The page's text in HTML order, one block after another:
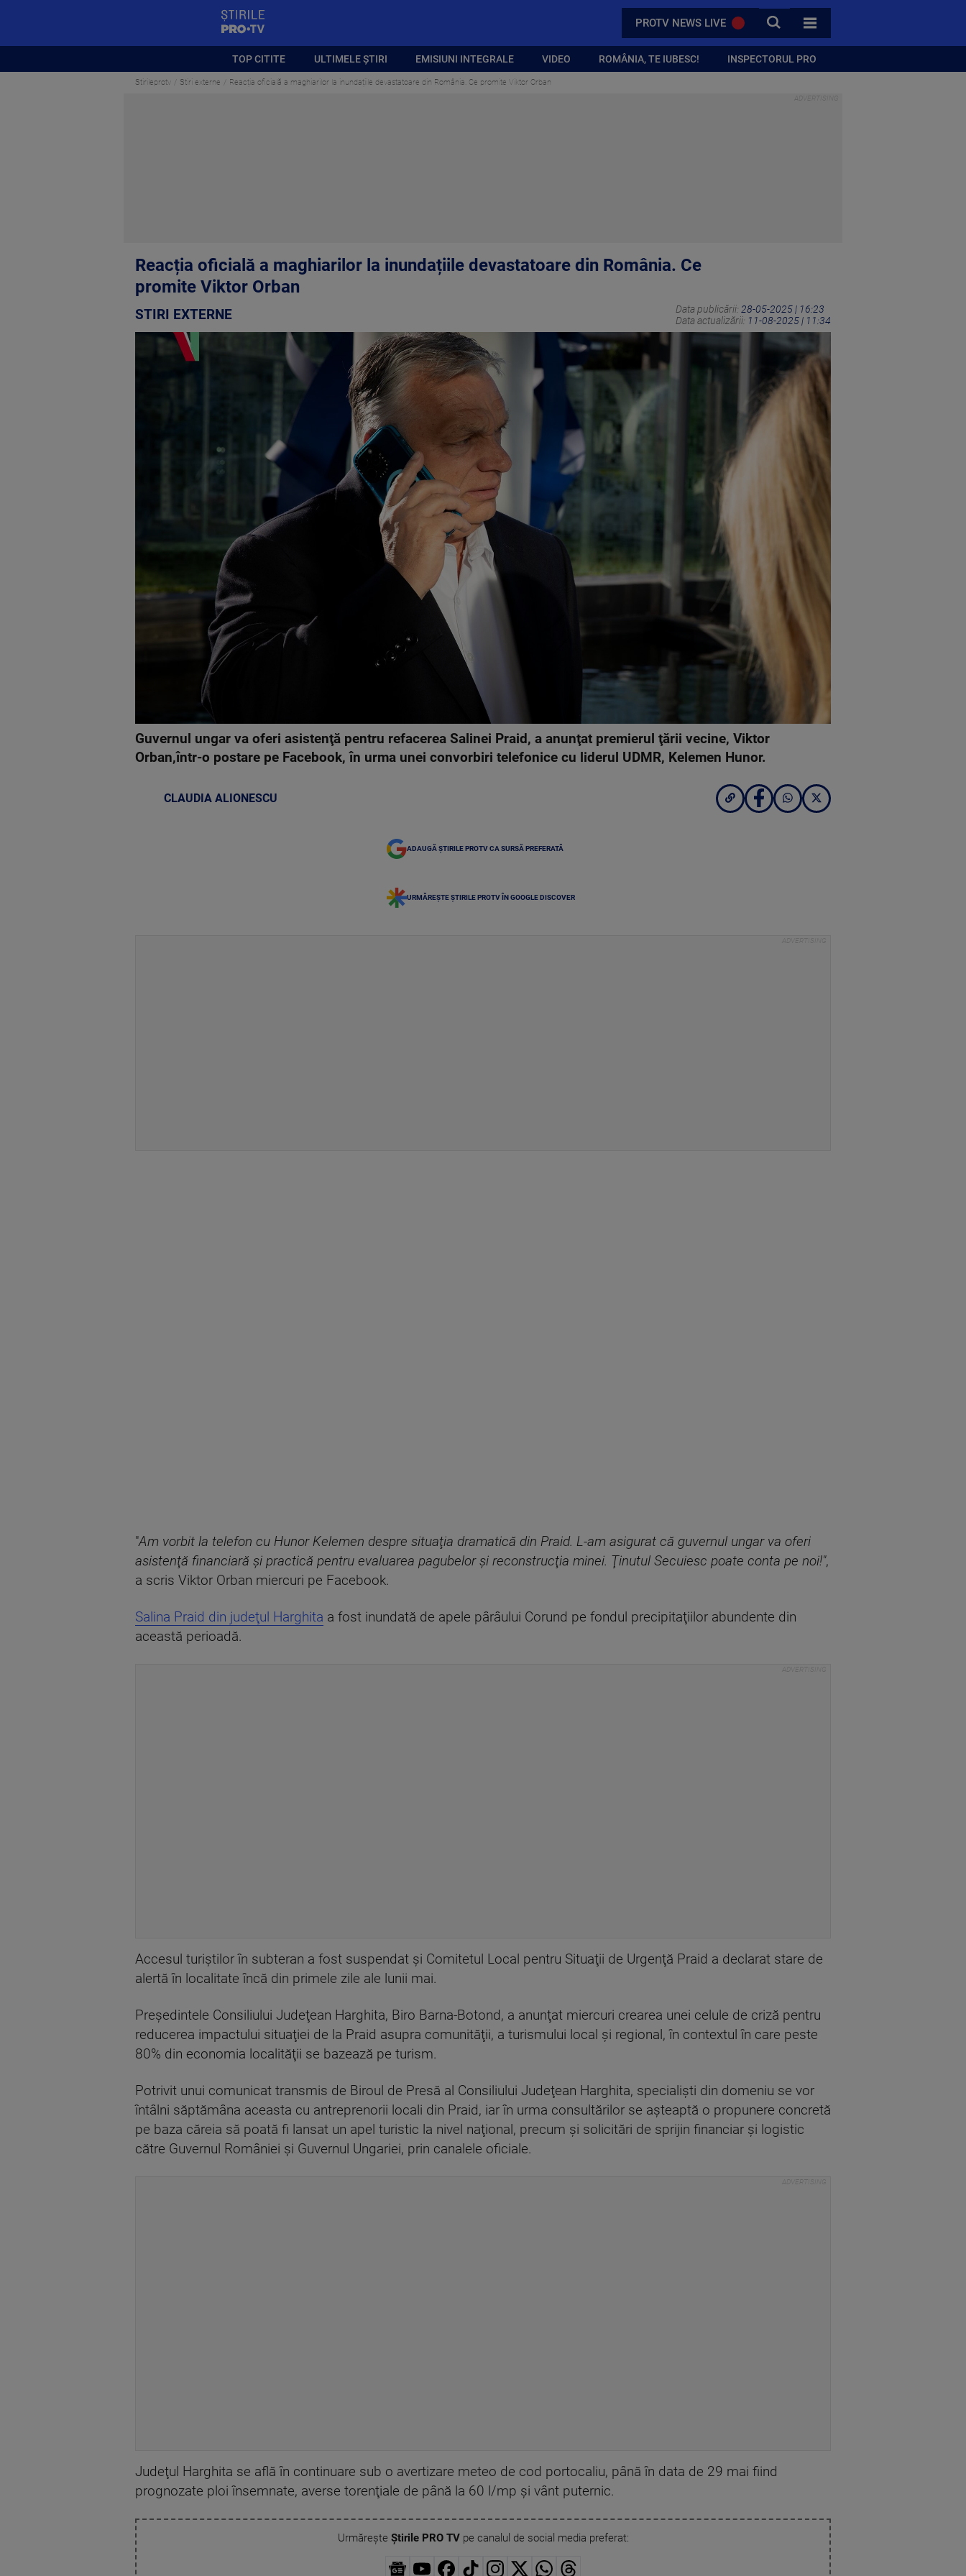
PROTV NEWS LIVE CAUTA
TOATE CATEGORIILE
TOP CITITE ULTIMELE ȘTIRI EMISIUNI INTEGRALE VIDEO ROMÂNIA, TE IUBESC! INSPECTORUL PRO
Stirileprotv Stiri externe Reacția oficială a maghiarilor la inundațiile devastatoare din România. Ce promite Viktor Orban
Reacția oficială a maghiarilor la inundațiile devastatoare din România. Ce
promite Viktor Orban
STIRI EXTERNE Data publicării: 28-05-2025 | 16:23
Data actualizării: 11-08-2025 | 11:34
Guvernul ungar va oferi asistenţă pentru refacerea Salinei Praid, a anunţat premierul ţării vecine, Viktor
Orban,într-o postare pe Facebook, în urma unei convorbiri telefonice cu liderul UDMR, Kelemen Hunor.
CLAUDIA ALIONESCU
ADAUGĂ ȘTIRILE PROTV CA SURSĂ PREFERATĂ
URMĂREȘTE ȘTIRILE PROTV ÎN GOOGLE DISCOVER
"Am vorbit la telefon cu Hunor Kelemen despre situaţia dramatică din Praid. L-am asigurat că guvernul ungar va oferi
asistenţă financiară şi practică pentru evaluarea pagubelor şi reconstrucţia minei. Ţinutul Secuiesc poate conta pe noi!",
a scris Viktor Orban miercuri pe Facebook.
Salina Praid din judeţul Harghita a fost inundată de apele pârâului Corund pe fondul precipitaţiilor abundente din
această perioadă.
Accesul turiştilor în subteran a fost suspendat şi Comitetul Local pentru Situaţii de Urgenţă Praid a declarat stare de
alertă în localitate încă din primele zile ale lunii mai.
Preşedintele Consiliului Judeţean Harghita, Biro Barna-Botond, a anunţat miercuri crearea unei celule de criză pentru
reducerea impactului situaţiei de la Praid asupra comunităţii, a turismului local şi regional, în contextul în care peste
80% din economia localităţii se bazează pe turism.
Potrivit unui comunicat transmis de Biroul de Presă al Consiliului Judeţean Harghita, specialişti din domeniu se vor
întâlni săptămâna aceasta cu antreprenorii locali din Praid, iar în urma consultărilor se aşteaptă o propunere concretă
pe baza căreia să poată fi lansat un apel turistic la nivel naţional, precum şi solicitări de sprijin financiar şi logistic
către Guvernul României şi Guvernul Ungariei, prin canalele oficiale.
Judeţul Harghita se află în continuare sub o avertizare meteo de cod portocaliu, până în data de 29 mai fiind
prognozate ploi însemnate, averse torenţiale de până la 60 l/mp şi vânt puternic.
Urmărește Știrile PRO TVpe canalul de social media preferat: